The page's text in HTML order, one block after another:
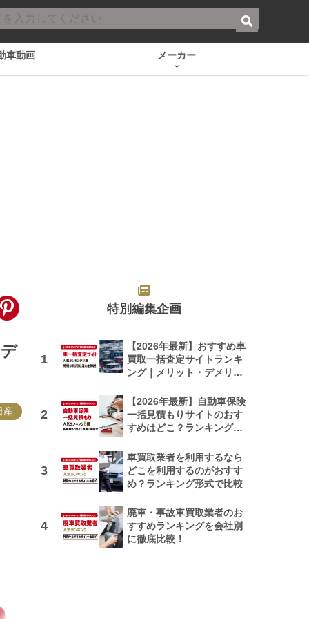
車動画 メーカー
産
特別編集企画
【2026年最新】おすすめ車
買取一括査定サイトランキ
ング｜メリット・デメリッ
トも解説
【2026年最新】自動車保険
一括見積もりサイトのおす
すめはどこ？ランキングで
車買取業者を利用するなら
どこを利用するのがおすす
め？ランキング形式で比較
廃車・事故車買取業者のお
すすめランキングを会社別
に徹底比較！